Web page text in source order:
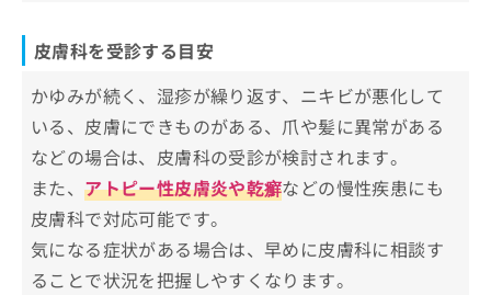
皮膚腫瘍・ほくろの変化
家族歴や体質がある場合
その他の皮膚の変化
皮膚科を受診する目安
かゆみが続く、湿疹が繰り返す、ニキビが悪化して
いる、皮膚にできものがある、爪や髪に異常がある
などの場合は、皮膚科の受診が検討されます。
また、アトピー性皮膚炎や乾癬などの慢性疾患にも
皮膚科で対応可能です。
気になる症状がある場合は、早めに皮膚科に相談す
ることで状況を把握しやすくなります。